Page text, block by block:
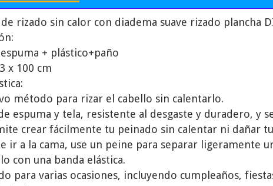
rizado sin calor con diadema suave rizado plancha
+ plástico+paño
x 100 cm
método para rizar el cabello sin calentarlo.
espuma y tela, resistente al desgaste y duradero, y
crear fácilmente tu peinado sin calentar ni dañar
ir a la cama, use un peine para separar
con una banda elástica.
para varias ocasiones, incluyendo cumpleaños,